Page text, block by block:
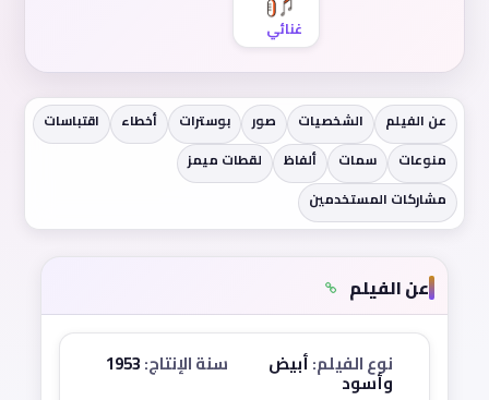
غنائي
عن الفيلم الشخصيات صور بوسترات أخطاء
اقتباسات
منوعات
سمات ألفاظ
لقطات ميمز
مشاركات المستخدمين
عن الفيلم
نوع الفيلم:أبيض
وأسود
سنة الإنتاج: